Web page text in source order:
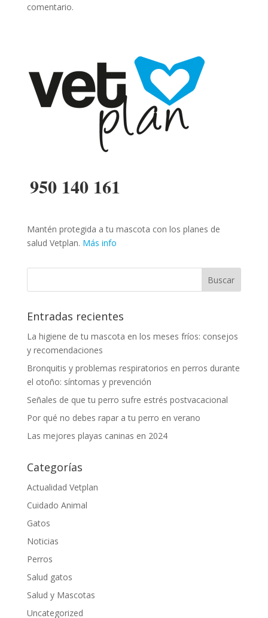
comentario.
950 140 161
Mantén protegida a tu mascota con los planes de
salud Vetplan. Más info
Entradas recientes
La higiene de tu mascota en los meses fríos: consejos
y recomendaciones
Bronquitis y problemas respiratorios en perros durante
el otoño: síntomas y prevención
Señales de que tu perro sufre estrés postvacacional
Por qué no debes rapar a tu perro en verano
Las mejores playas caninas en 2024
Categorías
Actualidad Vetplan
Cuidado Animal
Gatos
Noticias
Perros
Salud gatos
Salud y Mascotas
Uncategorized